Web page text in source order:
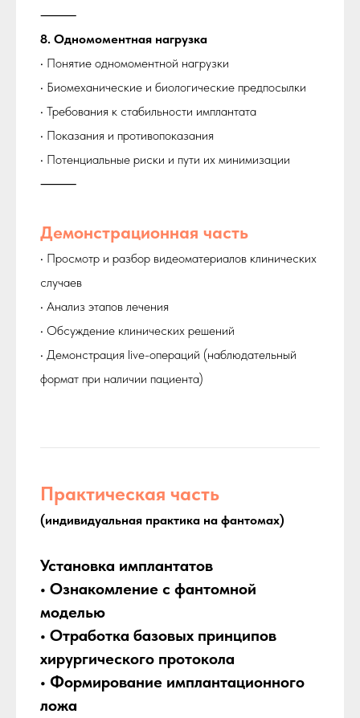
⸻
8. Одномоментная нагрузка
• Понятие одномоментной нагрузки
• Биомеханические и биологические предпосылки
• Требования к стабильности имплантата
• Показания и противопоказания
• Потенциальные риски и пути их минимизации
⸻
Демонстрационная часть
• Просмотр и разбор видеоматериалов клинических
случаев
• Анализ этапов лечения
• Обсуждение клинических решений
• Демонстрация live-операций (наблюдательный
формат при наличии пациента)
Практическая часть
(индивидуальная практика на фантомах)
Установка имплантатов
• Ознакомление с фантомной
моделью
• Отработка базовых принципов
хирургического протокола
• Формирование имплантационного
ложа